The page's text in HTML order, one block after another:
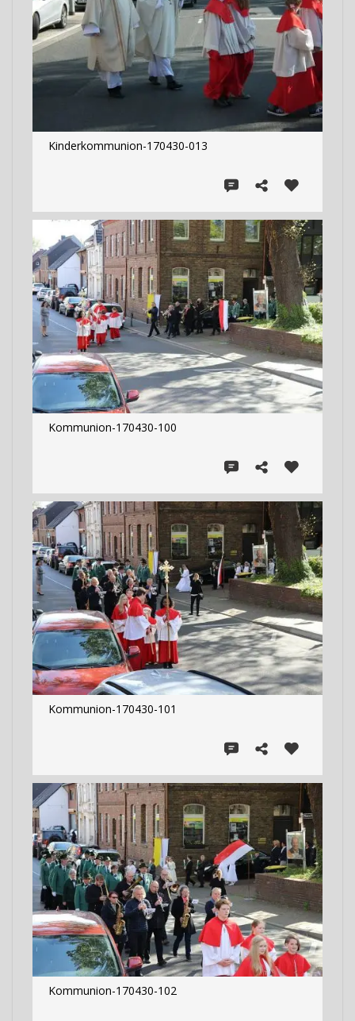
Kinderkommunion-170430-013
Kommunion-170430-100
Kommunion-170430-101
Kommunion-170430-102